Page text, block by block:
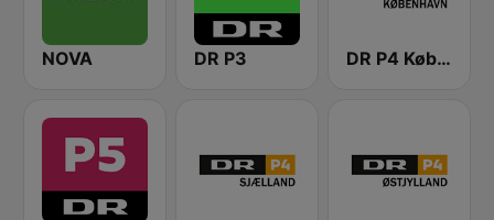
NOVA DR P3 DR P4 København